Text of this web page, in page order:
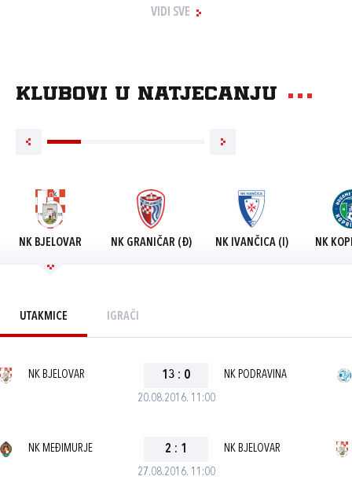
VIDI SVE
Klubovi u natjecanju
NK BJELOVAR NK GRANIČAR (Đ) NK IVANČICA (I) NK
UTAKMICE IGRAČI
20.08.2016. 11:00
NK BJELOVAR 13 : 0 NK PODRAVINA
27.08.2016. 11:00
NK MEĐIMURJE 2 : 1 NK BJELOVAR